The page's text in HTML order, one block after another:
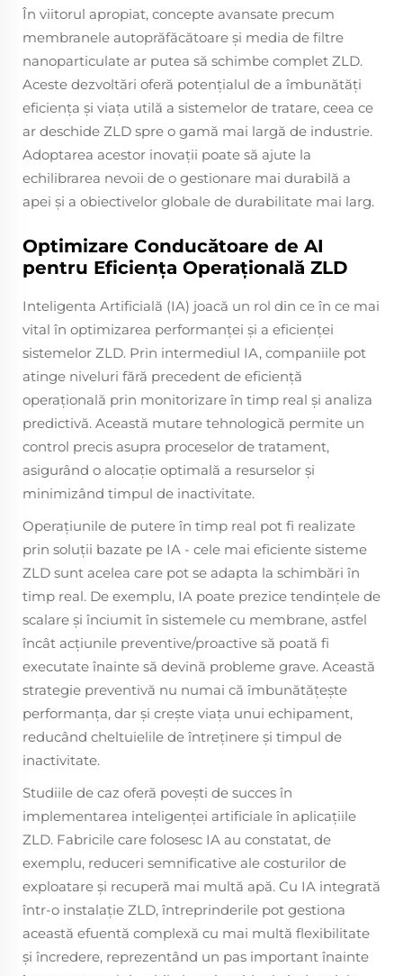
În viitorul apropiat, concepte avansate precum
membranele autoprăfăcătoare și media de filtre
nanoparticulate ar putea să schimbe complet ZLD.
Aceste dezvoltări oferă potențialul de a îmbunătăți
eficiența și viața utilă a sistemelor de tratare, ceea ce
ar deschide ZLD spre o gamă mai largă de industrie.
Adoptarea acestor inovații poate să ajute la
echilibrarea nevoii de o gestionare mai durabilă a
apei și a obiectivelor globale de durabilitate mai larg.
Optimizare Conducătoare de AI
pentru Eficiența Operațională ZLD
Inteligenta Artificială (IA) joacă un rol din ce în ce mai
vital în optimizarea performanței și a eficienței
sistemelor ZLD. Prin intermediul IA, companiile pot
atinge niveluri fără precedent de eficiență
operațională prin monitorizare în timp real și analiza
predictivă. Această mutare tehnologică permite un
control precis asupra proceselor de tratament,
asigurând o alocație optimală a resurselor și
minimizând timpul de inactivitate.
Operațiunile de putere în timp real pot fi realizate
prin soluții bazate pe IA - cele mai eficiente sisteme
ZLD sunt acelea care pot se adapta la schimbări în
timp real. De exemplu, IA poate prezice tendințele de
scalare și înciumit în sistemele cu membrane, astfel
încât acțiunile preventive/proactive să poată fi
executate înainte să devină probleme grave. Această
strategie preventivă nu numai că îmbunătățește
performanța, dar și crește viața unui echipament,
reducând cheltuielile de întreținere și timpul de
inactivitate.
Studiile de caz oferă povești de succes în
implementarea inteligenței artificiale în aplicațiile
ZLD. Fabricile care folosesc IA au constatat, de
exemplu, reduceri semnificative ale costurilor de
exploatare și recuperă mai multă apă. Cu IA integrată
într-o instalație ZLD, întreprinderile pot gestiona
această efuentă complexă cu mai multă flexibilitate
și încredere, reprezentând un pas important înainte